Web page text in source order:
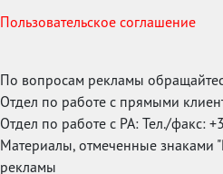
Пользовательское соглашение
По вопросам рекламы
Отдел по работе с прямыми
Отдел по работе с РА: Тел./факс:
Материалы, отмеченные знаками
рекламы